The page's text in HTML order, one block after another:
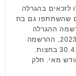
לזכאים בהגרלה
שהשתתפו גם בת
תיפתח להרשמה ההגרלה
הראשונה של תוכנית דירה בהנחה לשנת 2023, ההרשמה
תיסגר שבועיים לאחר מכן בתאריך 30.4.2023 בחצות.
מאי. חלק